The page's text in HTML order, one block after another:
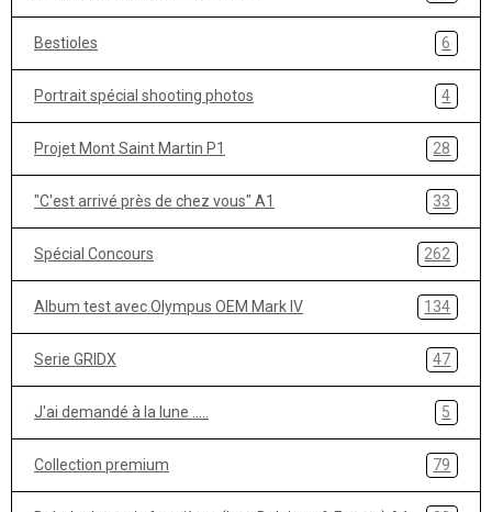
Bestioles 6
Portrait spécial shooting photos 4
Projet Mont Saint Martin P1 28
"C'est arrivé près de chez vous" A1 33
Spécial Concours 262
Album test avec Olympus OEM Mark IV 134
Serie GRIDX 47
J'ai demandé à la lune ..... 5
Collection premium 79